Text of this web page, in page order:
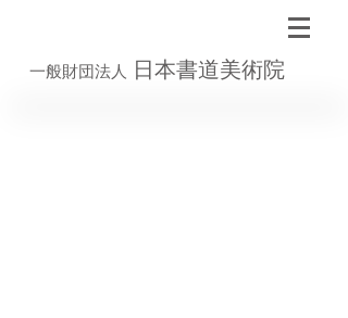
一般財団法人 日本書道美術院